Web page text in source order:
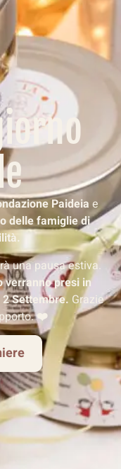
Paideia e
delle famiglie di
una pausa estiva.
verranno presi in
Settembre. Grazie
❤️